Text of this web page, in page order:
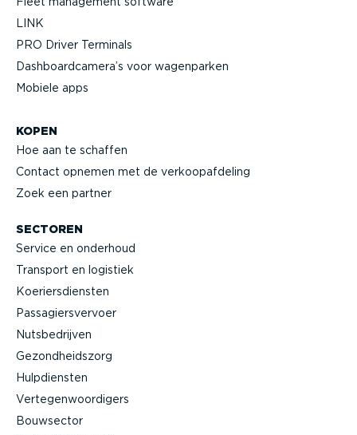
LINK
PRO Driver Terminals
Dashboard­camera’s voor wagenparken
Mobiele apps
KOPEN
Hoe aan te schaffen
Contact opnemen met de verkoop­af­deling
Zoek een partner
SECTOREN
Service en onderhoud
Transport en logistiek
Koeriers­diensten
Passa­giers­vervoer
Nutsbe­drijven
Gezond­heidszorg
Hulpdiensten
Verte­gen­woor­digers
Bouwsector